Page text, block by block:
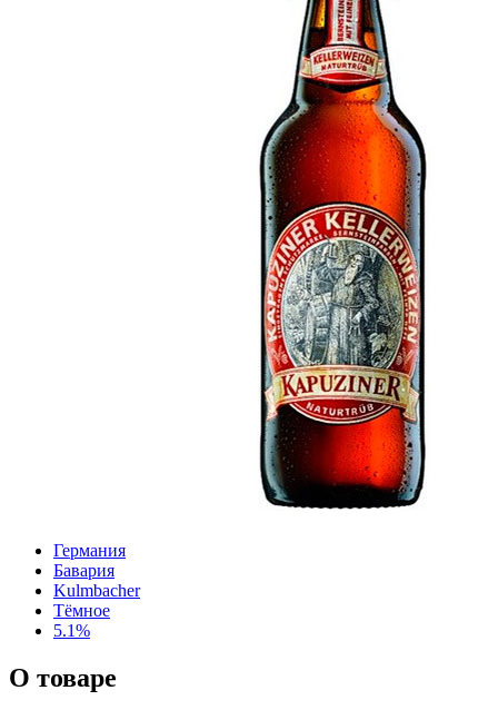
Германия
Бавария
Kulmbacher
Тёмное
5.1%
О товаре